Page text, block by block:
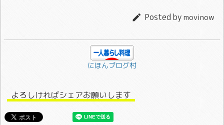
 Posted bymovinow
にほんブログ村
よろしければシェアお願いします